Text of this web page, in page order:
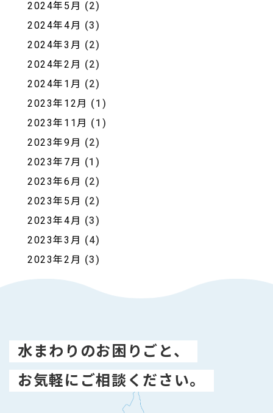
2024年5月 (2)
2024年4月 (3)
2024年3月 (2)
2024年2月 (2)
2024年1月 (2)
2023年12月 (1)
2023年11月 (1)
2023年9月 (2)
2023年7月 (1)
2023年6月 (2)
2023年5月 (2)
2023年4月 (3)
2023年3月 (4)
2023年2月 (3)
水まわりのお困りごと、
お気軽にご相談ください。